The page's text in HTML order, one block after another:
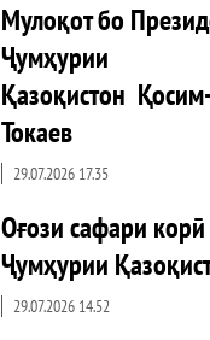
Мулоқот бо
Ҷумҳурии
Қазоқистон
Токаев
29.07.2026 17.35
Оғози сафари
Ҷумҳурии
29.07.2026 14.52